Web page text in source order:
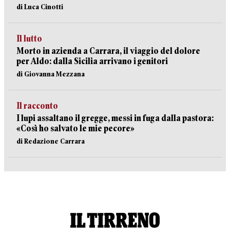
di Luca Cinotti
Il lutto
Morto in azienda a Carrara, il viaggio del dolore
per Aldo: dalla Sicilia arrivano i genitori
di Giovanna Mezzana
Il racconto
I lupi assaltano il gregge, messi in fuga dalla pastora:
«Così ho salvato le mie pecore»
di Redazione Carrara